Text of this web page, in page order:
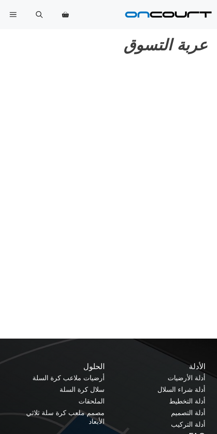
إلى
عربة التسوق
الحلول
أرضيات ملاعب كرة السلة
سلال كرة السلة
الملحقات
مصمم ملعب كرة سلة ثلاثي
الأبعاد
الأدلة
أدلة الأرضيات
أدلة شراء السلال
أدلة التخطيط
أدلة التصميم
أدلة التركيب